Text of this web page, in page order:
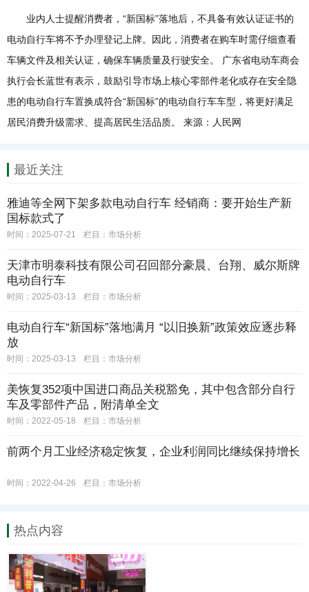
业内人士提醒消费者，“新国标”落地后，不具备有效认证证书的
电动自行车将不予办理登记上牌。因此，消费者在购车时需仔细查看
车辆文件及相关认证，确保车辆质量及行驶安全。 广东省电动车商会
执行会长蓝世有表示，鼓励引导市场上核心零部件老化或存在安全隐
患的电动自行车置换成符合“新国标”的电动自行车车型，将更好满足
居民消费升级需求、提高居民生活品质。 来源：人民网
最近关注
雅迪等全网下架多款电动自行车 经销商：要开始生产新
国标款式了
时间：2025-07-21 栏目： 市场分析
天津市明泰科技有限公司召回部分豪晨、台翔、威尔斯牌
电动自行车
时间：2025-03-13 栏目： 市场分析
电动自行车“新国标”落地满月 “以旧换新”政策效应逐步释
放
时间：2025-03-13 栏目： 市场分析
美恢复352项中国进口商品关税豁免，其中包含部分自行
车及零部件产品，附清单全文
时间：2022-05-18 栏目： 市场分析
前两个月工业经济稳定恢复，企业利润同比继续保持增长
时间：2022-04-26 栏目： 市场分析
热点内容